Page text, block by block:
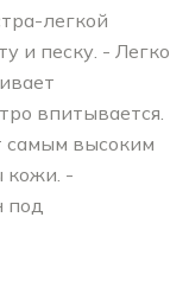
легкой
и песку. - Легко
впитывается.
самым высоким
кожи. -
под